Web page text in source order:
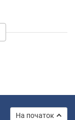
На початок